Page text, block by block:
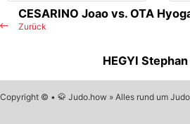
Zurück
CESARINO Joao vs. OTA
HEGYI
Copyright © • 🥋 Judo.how » Alles rund um